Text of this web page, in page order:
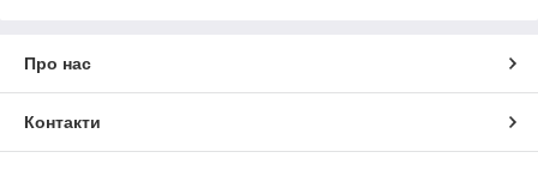
Про нас
Контакти